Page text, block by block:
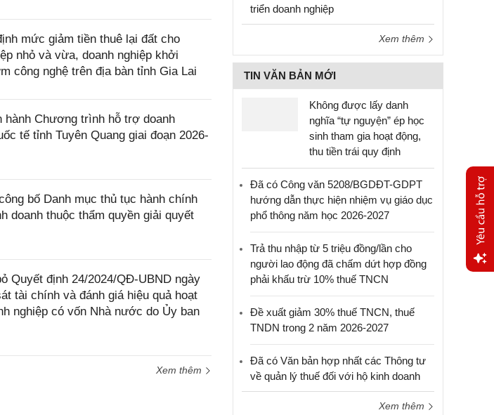
mức giảm tiền thuê lại đất cho
nhỏ và vừa, doanh nghiệp khởi
công nghệ trên địa bàn tỉnh Gia Lai
hành Chương trình hỗ trợ doanh
tế tỉnh Tuyên Quang giai đoạn 2026-
bố Danh mục thủ tục hành chính
doanh thuộc thẩm quyền giải quyết
Quyết định 24/2024/QĐ-UBND ngày
tài chính và đánh giá hiệu quả hoạt
nghiệp có vốn Nhà nước do Ủy ban
Xem thêm
triển doanh nghiệp
Xem thêm
TIN VĂN BẢN MỚI
Không được lấy danh
nghĩa “tự nguyện” ép học
sinh tham gia hoạt động,
thu tiền trái quy định
Đã có Công văn 5208/BGDĐT-GDPT
hướng dẫn thực hiện nhiệm vụ giáo dục
phổ thông năm học 2026-2027
Trả thu nhập từ 5 triệu đồng/lần cho
người lao động đã chấm dứt hợp đồng
phải khấu trừ 10% thuế TNCN
Đề xuất giảm 30% thuế TNCN, thuế
TNDN trong 2 năm 2026-2027
Đã có Văn bản hợp nhất các Thông tư
về quản lý thuế đối với hộ kinh doanh
Xem thêm